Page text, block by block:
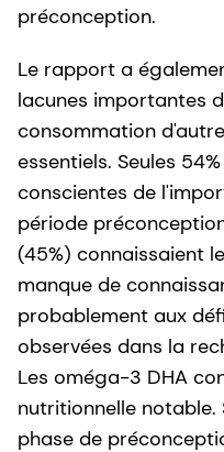
préconception.
Le rapport a
lacunes importantes
consommation
essentiels. Seules
conscientes de
période
(45%) connaissaient
manque de
probablement aux
observées dans la
Les oméga-3 DHA
nutritionnelle notable.
phase de